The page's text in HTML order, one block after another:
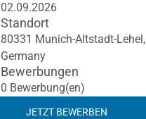
02.09.2026
Standort
80331 Munich-Altstadt-Lehel,
Germany
Bewerbungen
0 Bewerbung(en)
JETZT BEWERBEN